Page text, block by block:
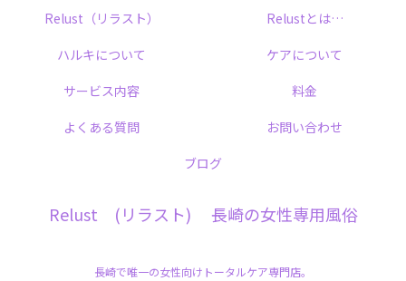
Relust (リラスト) 長崎の女性専用風俗
長崎で唯一の女性向けトータルケア専門店。
Relust（リラスト）
Relustとは…
ハルキについて
ケアについて
サービス内容
料金
よくある質問
お問い合わせ
ブログ